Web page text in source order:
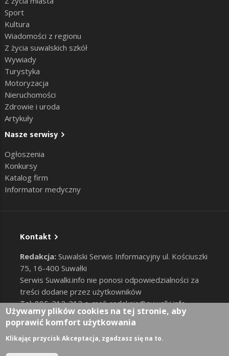
Sport
Kultura
Wiadomości z regionu
Z życia suwalskich szkół
Wywiady
Turystyka
Motoryzacja
Nieruchomości
Zdrowie i uroda
Artykuły
Nasze serwisy
Ogłoszenia
Konkursy
Katalog firm
Informator medyczny
Kontakt
Redakcja: Suwalski Serwis Informacyjny ul. Kościuszki
75, 16-400 Suwałki
Serwis Suwalki.info nie ponosi odpowiedzialności za
treści dodane przez użytkowników
Tel: 885-212-212 e-mail:redakcja@suwalki.info,
reklama@suwalki.info
RODO |Cookies
User account menu
Zaloguj
Używamy plików cookies na tej stronie, aby
poprawić komfort użytkowania
Klikając przycisk Akceptacja, zgadzasz się na to.